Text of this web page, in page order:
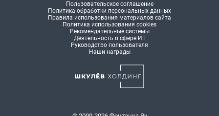
Пользовательское соглашение
Политика обработки персональных данных
Правила использования материалов сайта
Политика использования cookies
Рекомендательные системы
Деятельность в сфере ИТ
Руководство пользователя
Наши награды